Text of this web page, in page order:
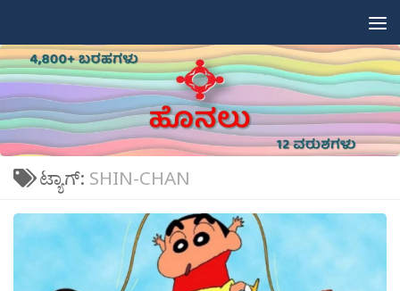
ಟ್ಯಾಗ್: SHIN-CHAN